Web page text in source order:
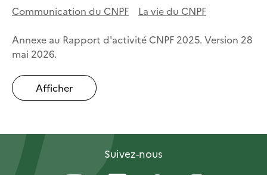
Communication du CNPF La vie du CNPF
Annexe au Rapport d'activité CNPF 2025. Version 28
mai 2026.
Afficher
Suivez-nous